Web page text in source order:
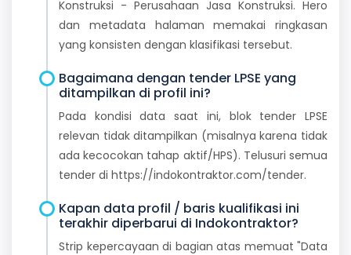
Konstruksi - Perusahaan Jasa Konstruksi. Hero
dan metadata halaman memakai ringkasan
yang konsisten dengan klasifikasi tersebut.
Bagaimana dengan tender LPSE yang
ditampilkan di profil ini?
Pada kondisi data saat ini, blok tender LPSE
relevan tidak ditampilkan (misalnya karena tidak
ada kecocokan tahap aktif/HPS). Telusuri semua
tender di https://indokontraktor.com/tender.
Kapan data profil / baris kualifikasi ini
terakhir diperbarui di Indokontraktor?
Strip kepercayaan di bagian atas memuat "Data